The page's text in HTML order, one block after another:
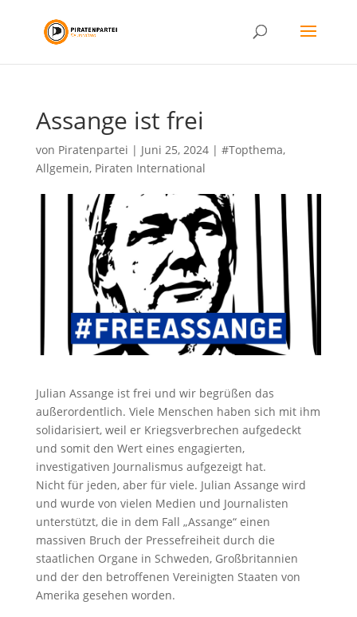
Assange ist frei
von Piratenpartei | Juni 25, 2024| #Topthema,
Allgemein, Piraten International
Julian Assange ist frei und wir begrüßen das
außerordentlich. Viele Menschen haben sich mit ihm
solidarisiert, weil er Kriegsverbrechen aufgedeckt
und somit den Wert eines engagierten,
investigativen Journalismus aufgezeigt hat.
Nicht für jeden, aber für viele. Julian Assange wird
und wurde von vielen Medien und Journalisten
unterstützt, die in dem Fall „Assange“ einen
massiven Bruch der Pressefreiheit durch die
staatlichen Organe in Schweden, Großbritannien
und der den betroffenen Vereinigten Staaten von
Amerika gesehen worden.